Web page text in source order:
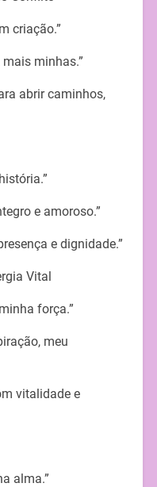
criação.”
minhas.”
abrir caminhos,
e amoroso.”
e dignidade.”
Vital
força.”
meu
vitalidade e
alma.”